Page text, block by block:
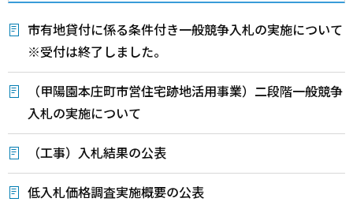
市有地貸付に係る条件付き一般競争入札の実施について
※受付は終了しました。
（甲陽園本庄町市営住宅跡地活用事業）二段階一般競争
入札の実施について
（工事）入札結果の公表
低入札価格調査実施概要の公表